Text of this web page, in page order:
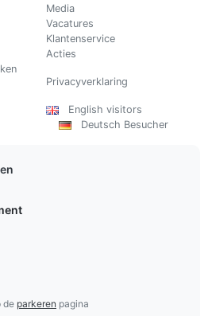
Media
Vacatures
Klantenservice
Acties
Privacyverklaring
English visitors
Deutsch Besucher
de parkeren pagina